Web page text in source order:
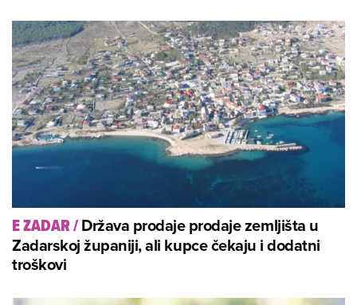
E ZADAR/Država prodaje prodaje zemljišta u
Zadarskoj županiji, ali kupce čekaju i dodatni
troškovi